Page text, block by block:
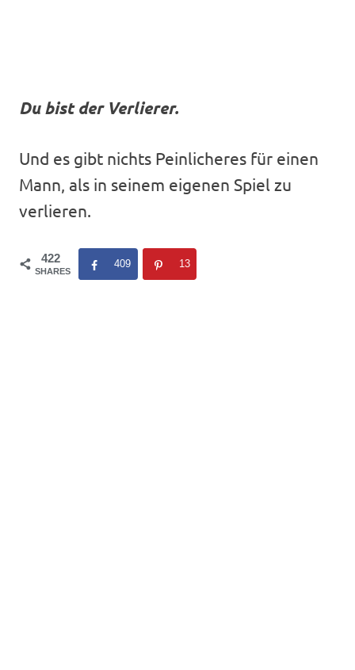
Du bist der Verlierer.
Und es gibt nichts Peinlicheres für einen
Mann, als in seinem eigenen Spiel zu
verlieren.
422
SHARES
409 13